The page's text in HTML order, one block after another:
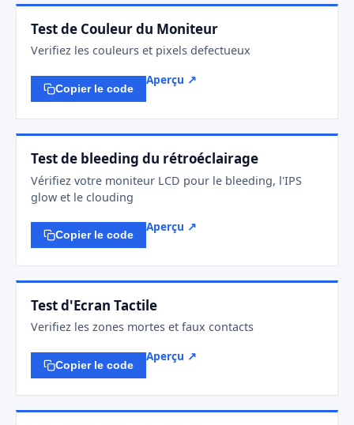
Test de Couleur du Moniteur
Verifiez les couleurs et pixels defectueux
Copier le code
Aperçu ↗
Test de bleeding du rétroéclairage
Vérifiez votre moniteur LCD pour le bleeding, l'IPS
glow et le clouding
Copier le code
Aperçu ↗
Test d'Ecran Tactile
Verifiez les zones mortes et faux contacts
Copier le code
Aperçu ↗